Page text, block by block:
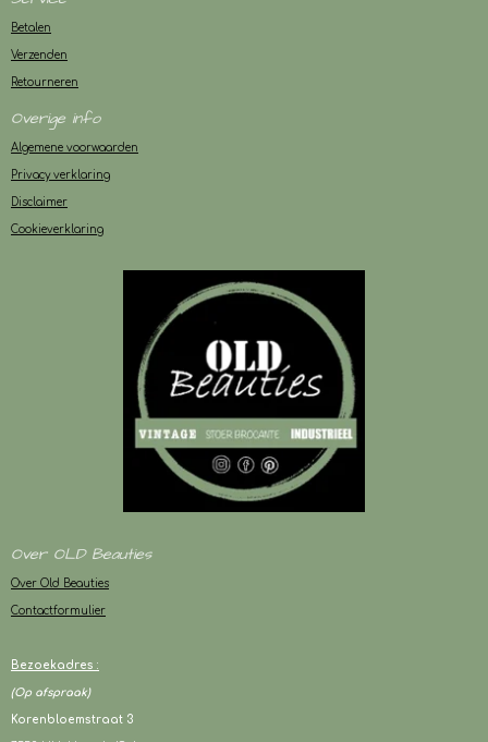
Betalen
Verzenden
Retourneren
Overige info
Algemene voorwaarden
Privacy verklaring
Disclaimer
Cookieverklaring
Over OLD Beauties
Over Old Beauties
Contactformulier
Bezoekadres :
(Op afspraak)
Korenbloemstraat 3